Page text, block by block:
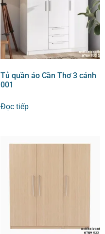
Tủ quần áo Cần Thơ 3 cánh
001
Đọc tiếp